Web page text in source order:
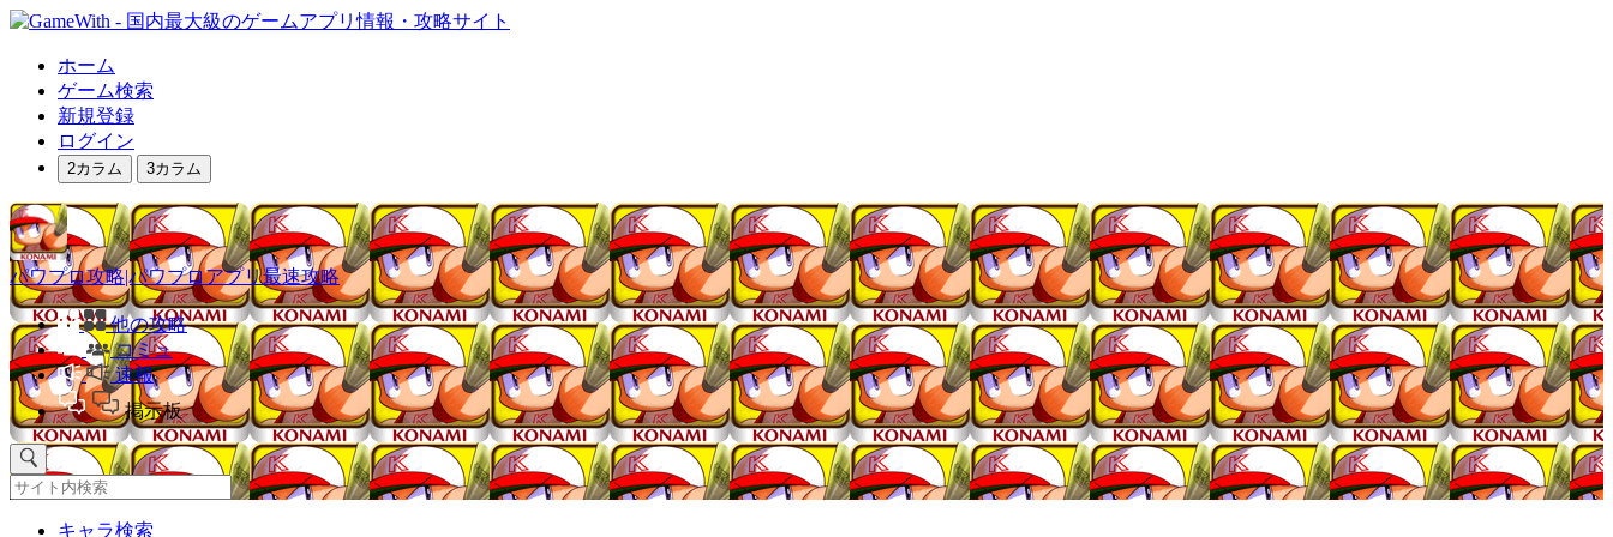
ホーム
ゲーム検索
新規登録
ログイン
2カラム 3カラム
パワプロ攻略|パワプロアプリ最速攻略
他の攻略
コミュ
速報
掲示板
キャラ検索